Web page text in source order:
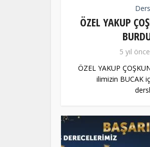
ÖZEL YAKUP
5 yıl önce
ÖZEL YAKUP
ilimizin BUCAK